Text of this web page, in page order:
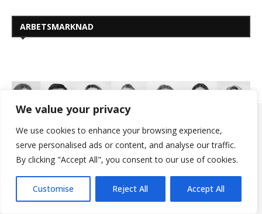
We value your privacy
We use cookies to enhance your browsing experience,
serve personalised ads or content, and analyse our traffic.
By clicking "Accept All", you consent to our use of cookies.
Customise Reject All Accept All
ARBETSMARKNAD
Vi använder cookies och andra identifierare för att förbättra din
upplevelse. Detta gör att vi kan säkerställa din åtkomst,
analysera ditt besök på vår webbplats. Det hjälper oss att
erbjuda dig ett anpassat innehåll och smidig åtkomst till
acceptera vår användning av cookies och andra identifierare.
Jag Godkänner
Mer information >>